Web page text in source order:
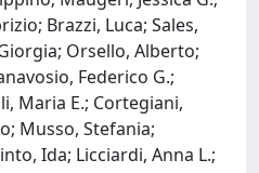
Brazzi, Luca; Sales,
Orsello, Alberto;
Federico G.;
Maria E.; Cortegiani,
Musso, Stefania;
Ida; Licciardi, Anna L.;